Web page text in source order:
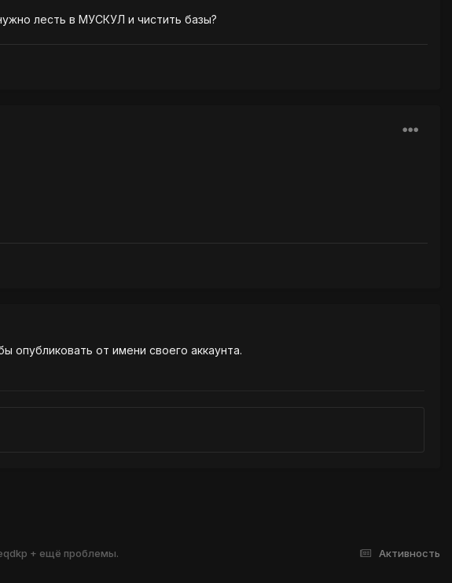
лесть в МУСКУЛ и чистить базы?
опубликовать от имени своего аккаунта.
Активность
+ ещё проблемы.